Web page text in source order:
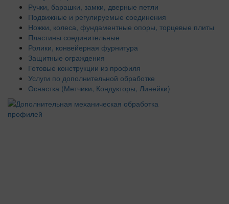
Ручки, барашки, замки, дверные петли
Подвижные и регулируемые соединения
Ножки, колеса, фундаментные опоры, торцевые плиты
Пластины соединительные
Ролики, конвейерная фурнитура
Защитные ограждения
Готовые конструкции из профиля
Услуги по дополнительной обработке
Оснастка (Метчики, Кондукторы, Линейки)